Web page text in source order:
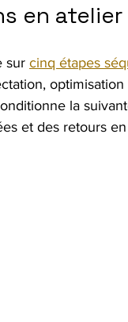
en atelier
sur cinq étapes
la
et des retours